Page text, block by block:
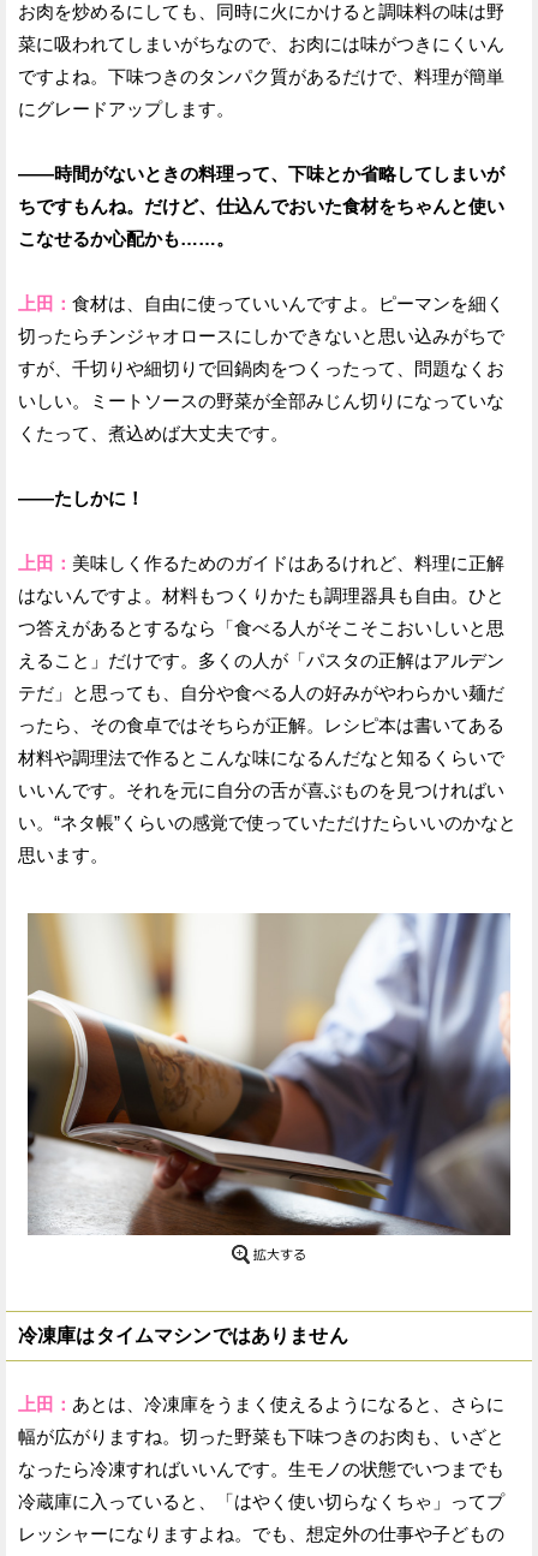
お肉を炒めるにしても、同時に火にかけると調味料の味は野
菜に吸われてしまいがちなので、お肉には味がつきにくいん
ですよね。下味つきのタンパク質があるだけで、料理が簡単
にグレードアップします。
——時間がないときの料理って、下味とか省略してしまいが
ちですもんね。だけど、仕込んでおいた食材をちゃんと使い
こなせるか心配かも……。
上田： 食材は、自由に使っていいんですよ。ピーマンを細く
切ったらチンジャオロースにしかできないと思い込みがちで
すが、千切りや細切りで回鍋肉をつくったって、問題なくお
いしい。ミートソースの野菜が全部みじん切りになっていな
くたって、煮込めば大丈夫です。
——たしかに！
上田： 美味しく作るためのガイドはあるけれど、料理に正解
はないんですよ。材料もつくりかたも調理器具も自由。ひと
つ答えがあるとするなら「食べる人がそこそこおいしいと思
えること」だけです。多くの人が「パスタの正解はアルデン
テだ」と思っても、自分や食べる人の好みがやわらかい麺だ
ったら、その食卓ではそちらが正解。レシピ本は書いてある
材料や調理法で作るとこんな味になるんだなと知るくらいで
いいんです。それを元に自分の舌が喜ぶものを見つければい
い。“ネタ帳”くらいの感覚で使っていただけたらいいのかなと
思います。
冷凍庫はタイムマシンではありません
上田： あとは、冷凍庫をうまく使えるようになると、さらに
幅が広がりますね。切った野菜も下味つきのお肉も、いざと
なったら冷凍すればいいんです。生モノの状態でいつまでも
冷蔵庫に入っていると、「はやく使い切らなくちゃ」ってプ
レッシャーになりますよね。でも、想定外の仕事や子どもの